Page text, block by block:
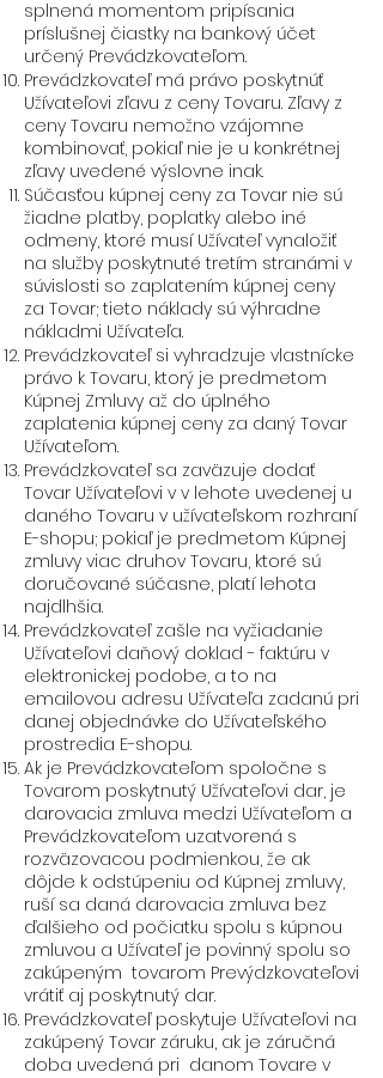
splnená momentom pripísania
príslušnej čiastky na bankový účet
určený Prevádzkovateľom.
Prevádzkovateľ má právo poskytnúť
Užívateľovi zľavu z ceny Tovaru. Zľavy z
ceny Tovaru nemožno vzájomne
kombinovať, pokiaľ nie je u konkrétnej
zľavy uvedené výslovne inak.
Súčasťou kúpnej ceny za Tovar nie sú
žiadne platby, poplatky alebo iné
odmeny, ktoré musí Užívateľ vynaložiť
na služby poskytnuté tretím stranámi v
súvislosti so zaplatením kúpnej ceny
za Tovar; tieto náklady sú výhradne
nákladmi Užívateľa.
Prevádzkovateľ si vyhradzuje vlastnícke
právo k Tovaru, ktorý je predmetom
Kúpnej Zmluvy až do úplného
zaplatenia kúpnej ceny za daný Tovar
Užívateľom.
Prevádzkovateľ sa zaväzuje dodať
Tovar Užívateľovi v v lehote uvedenej u
daného Tovaru v užívateľskom rozhraní
E-shopu; pokiaľ je predmetom Kúpnej
zmluvy viac druhov Tovaru, ktoré sú
doručované súčasne, platí lehota
najdlhšia.
Prevádzkovateľ zašle na vyžiadanie
Užívateľovi daňový doklad - faktúru v
elektronickej podobe, a to na
emailovou adresu Užívateľa zadanú pri
danej objednávke do Užívateľského
prostredia E-shopu.
Ak je Prevádzkovateľom spoločne s
Tovarom poskytnutý Užívateľovi dar, je
darovacia zmluva medzi Užívateľom a
Prevádzkovateľom uzatvorená s
rozväzovacou podmienkou, že ak
dôjde k odstúpeniu od Kúpnej zmluvy,
ruší sa daná darovacia zmluva bez
ďalšieho od počiatku spolu s kúpnou
zmluvou a Užívateľ je povinný spolu so
zakúpeným tovarom Prevýdzkovateľovi
vrátiť aj poskytnutý dar.
Prevádzkovateľ poskytuje Užívateľovi na
zakúpený Tovar záruku, ak je záručná
doba uvedená pri danom Tovare v